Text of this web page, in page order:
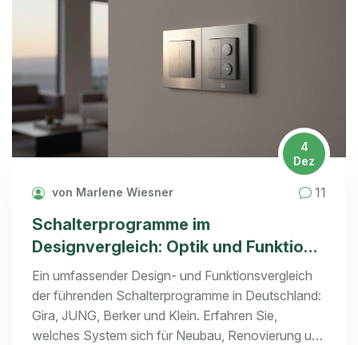
4
Dez
von Marlene Wiesner 11
Schalterprogramme im
Designvergleich: Optik und Funktion -
Gira, JUNG, Berker & Co.
Ein umfassender Design- und Funktionsvergleich
der führenden Schalterprogramme in Deutschland:
Gira, JUNG, Berker und Klein. Erfahren Sie,
welches System sich für Neubau, Renovierung und